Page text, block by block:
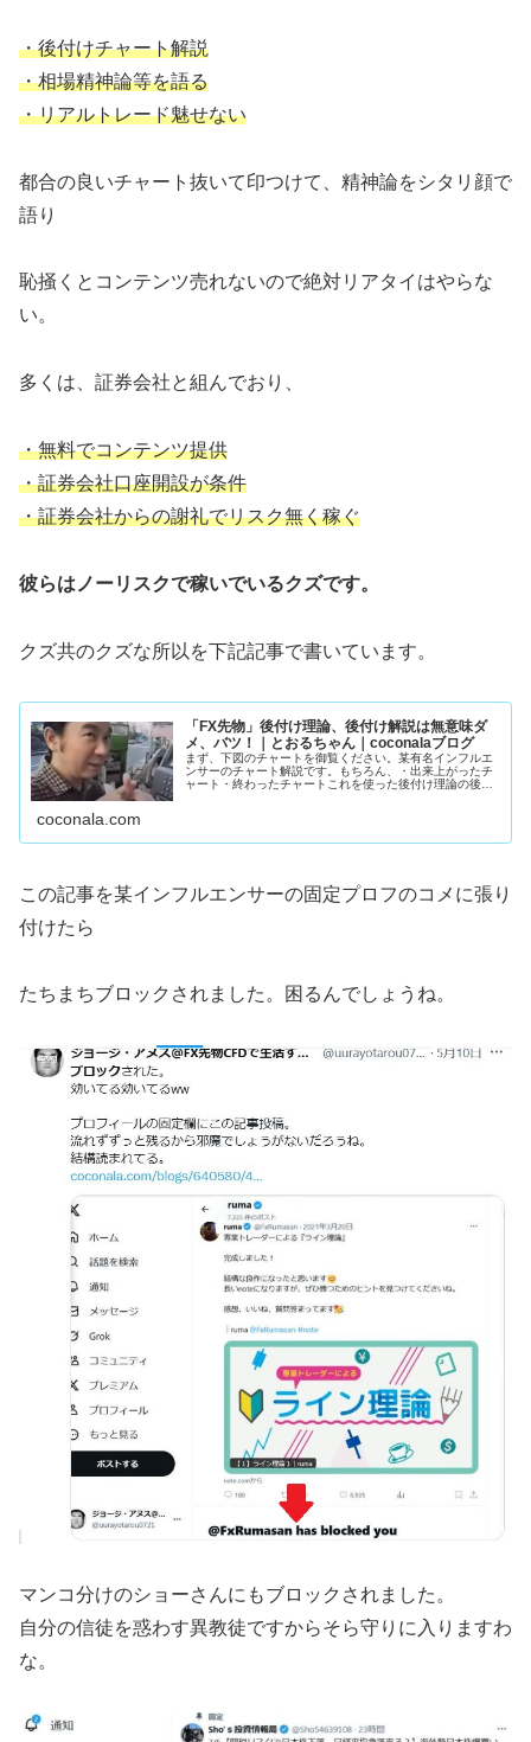
・後付けチャート解説
・相場精神論等を語る
・リアルトレード魅せない
都合の良いチャート抜いて印つけて、精神論をシタリ顔で
語り
恥掻くとコンテンツ売れないので絶対リアタイはやらな
い。
多くは、証券会社と組んでおり、
・無料でコンテンツ提供
・証券会社口座開設が条件
・証券会社からの謝礼でリスク無く稼ぐ
彼らはノーリスクで稼いでいるクズです。
クズ共のクズな所以を下記記事で書いています。
「FX先物」後付け理論、後付け解説は無意味ダ
メ、バツ！｜とおるちゃん｜coconalaブログ
まず、下図のチャートを御覧ください。某有名インフルエ
ンサーのチャート解説です。もちろん、・出来上がったチ
ャート・終わったチャートこれを使った後付け理論の後付
coconala.com
この記事を某インフルエンサーの固定プロフのコメに張り
付けたら
たちまちブロックされました。困るんでしょうね。
マンコ分けのショーさんにもブロックされました。
自分の信徒を惑わす異教徒ですからそら守りに入りますわ
な。